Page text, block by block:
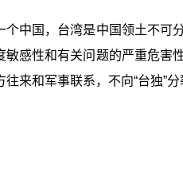
个中国，台湾是中国领土不可
敏感性和有关问题的严重危害
来和军事联系，不向“台独”分